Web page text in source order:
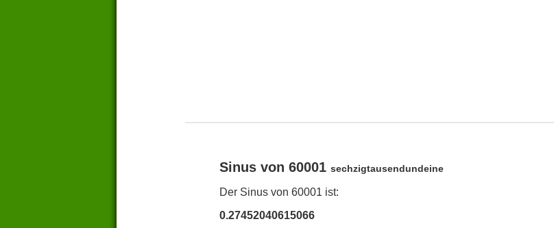
Sinus von 60001 sechzigtausendundeine
Der Sinus von 60001 ist:
0.27452040615066